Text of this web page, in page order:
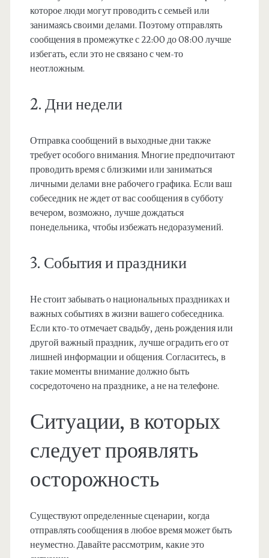
которое люди могут проводить с семьей или
занимаясь своими делами. Поэтому отправлять
сообщения в промежутке с 22:00 до 08:00 лучше
избегать, если это не связано с чем-то
неотложным.
2. Дни недели
Отправка сообщений в выходные дни также
требует особого внимания. Многие предпочитают
проводить время с близкими или заниматься
личными делами вне рабочего графика. Если ваш
собеседник не ждет от вас сообщения в субботу
вечером, возможно, лучше дождаться
понедельника, чтобы избежать недоразумений.
3. События и праздники
Не стоит забывать о национальных праздниках и
важных событиях в жизни вашего собеседника.
Если кто-то отмечает свадьбу, день рождения или
другой важный праздник, лучше оградить его от
лишней информации и общения. Согласитесь, в
такие моменты внимание должно быть
сосредоточено на празднике, а не на телефоне.
Ситуации, в которых
следует проявлять
осторожность
Существуют определенные сценарии, когда
отправлять сообщения в любое время может быть
неуместно. Давайте рассмотрим, какие это